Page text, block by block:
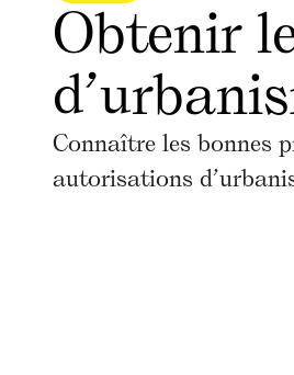
Obtenir
Connaître les bonnes
autorisations